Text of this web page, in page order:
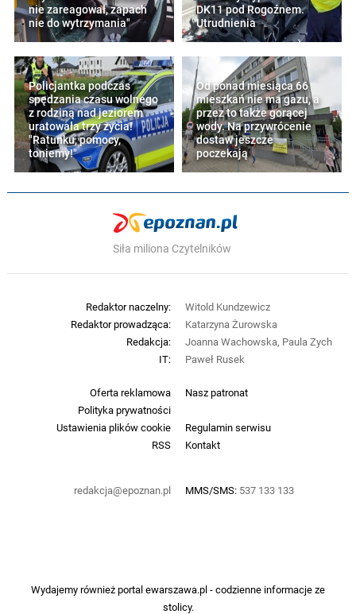
nie zareagował, zapach
nie do wytrzymania"
DK11 pod Rogoźnem.
Utrudnienia
Policjantka podczas
spędzania czasu wolnego
z rodziną nad jeziorem
uratowała trzy życia!
"Ratunku, pomocy,
toniemy!"
Od ponad miesiąca 66
mieszkań nie ma gazu, a
przez to także gorącej
wody. Na przywrócenie
dostaw jeszcze
poczekają
Siła miliona Czytelników
Oferta reklamowa
Nasz patronat
Polityka prywatności
Ustawienia plików cookie
Regulamin serwisu
RSS
Kontakt
redakcja@epoznan.pl MMS/SMS: 537 133 133
Redaktor naczelny:
Witold Kundzewicz
Redaktor prowadząca:
Katarzyna Żurowska
Redakcja:
Joanna Wachowska, Paula Zych
IT:
Paweł Rusek
Wydajemy również portalewarszawa.pl- codzienne informacje ze
stolicy.